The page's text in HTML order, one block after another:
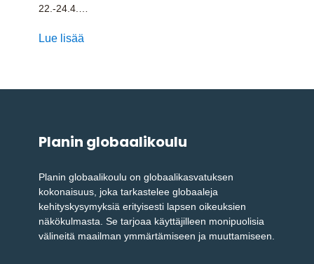
22.-24.4.…
Lue lisää
Planin globaalikoulu
Planin globaalikoulu on globaalikasvatuksen
kokonaisuus, joka tarkastelee globaaleja
kehityskysymyksiä erityisesti lapsen oikeuksien
näkökulmasta. Se tarjoaa käyttäjilleen monipuolisia
välineitä maailman ymmärtämiseen ja muuttamiseen.